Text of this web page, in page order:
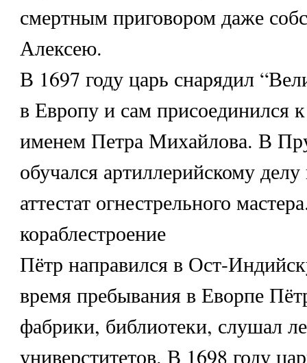
смертным приговором даже
Алексею.
В 1697 году царь снарядил
в Европу и сам присоединился
именем Петра Михайлова. В
обучался артиллерийскому
аттестат огнестрельного
кораблестроение
Пётр направился в Ост-
время пребывания в Еворпе
фабрики, библиотеки, слушал
универститетов. В 1698 году